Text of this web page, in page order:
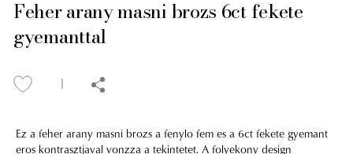
Feher arany masni brozs 6ct fekete
gyemanttal
Ez a feher arany masni brozs a fenylo fem es a 6ct fekete gyemant
eros kontrasztjaval vonzza a tekintetet. A folyekony design